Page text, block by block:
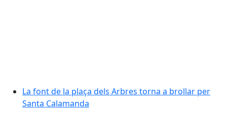
La font de la plaça dels Arbres torna a brollar per
Santa Calamanda